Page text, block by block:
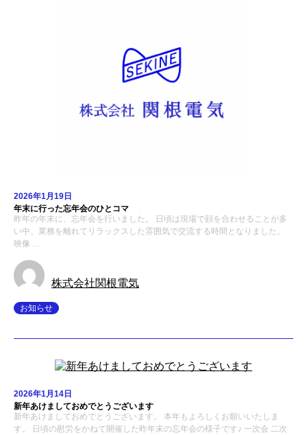
2026年1月19日
年末に行った忘年会のひとコマ
昨年の年末に、忘年会を行いました。 日頃は現場で顔を合わせることが多
い中、業務を離れてリラックスした雰囲気で交流する時間となりました。
映像 …
株式会社関根電気
お知らせ
2026年1月14日
新年あけましておめでとうございます
新年あけましておめでとうございます。 本年もよろしくお願いいたしま
す。 日頃の慰労をかねて開催した昨年末の忘年会の様子です♪ 一次会 二次